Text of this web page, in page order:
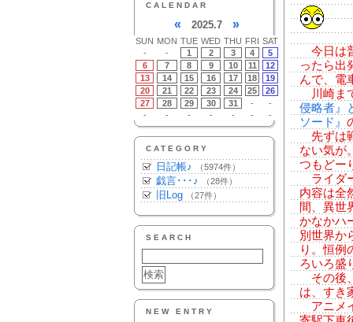
CALENDAR
« 2025.7 »
SUN MON TUE WED THU FRI SAT
-
- 1 2 3 4
5
6
7 8 9 10 11
12
13
14 15 16 17 18
19
20
21 22 23 24 25
26
27
28 29 30 31 -
-
-
- - - - - -
CATEGORY
日記帳♪ （5974件）
戯言･･･♪ （28件）
旧Log （27件）
SEARCH
NEW ENTRY
今日は
ったら出
んで、電
川崎ま
侵略者』
ソード』
先ずは
ない気が
つもどー
ライダ
内容は全
間、異世
かなかハ
別世界か
り。恒例
ろいろ盛
その後
は、すき
アニメ